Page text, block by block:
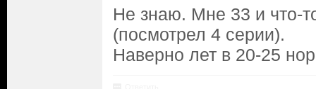
Не знаю. Мне 33 и что-
(посмотрел 4 серии).
Наверно лет в 20-25